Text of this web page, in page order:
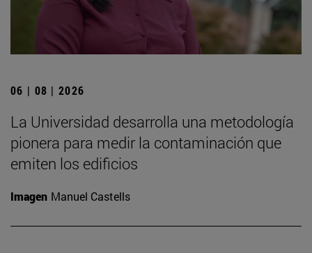
06 | 08 | 2026
La Universidad desarrolla una metodología
pionera para medir la contaminación que
emiten los edificios
Imagen Manuel Castells